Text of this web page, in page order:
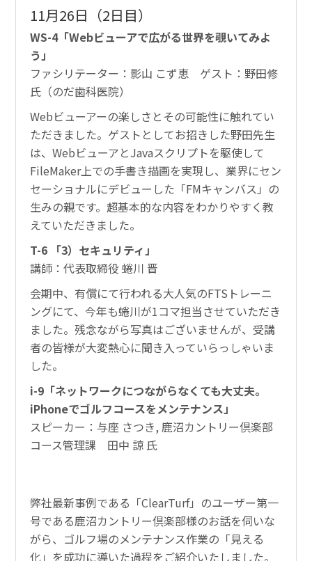
11月26日（2日目）
WS-4「Webビューアで広がる世界を覗いてみよ
う」
ファシリテーター：影山 こず恵 ゲスト：野田修
氏（のだ歯科医院）
Webビューアーの楽しさとその可能性に触れてい
ただきました。ゲストとしてお招きした野田先生
は、WebビューアとJavaスクリプトを駆使して
FileMaker上での手書き描画を実現し、業界にセン
セーショナルにデビューした「FMキャンバス」の
生みの親です。超基本的な内容をわかりやすく教
えていただきました。
T-6 「3）セキュリティ」
講師：代表取締役 蜷川 晋
会期中、有償にて行われる大人気のFTSトレーニ
ングにて、今年も蜷川が1コマ担当させていただき
ました。残念ながら写真はございませんが、受講
者の皆様が大変熱心に聞き入っていらっしゃいま
した。
i-9「ネットワークにつながらなくても大丈夫。
iPhoneでゴルフコースをメンテナンス」
スピーカー：与座 さつき, 鹿沼カントリー倶楽部
コース管理課 田中 諒 氏
弊社最新事例である「ClearTurf」のユーザー第一
号である鹿沼カントリー倶楽部様のお話を伺いな
がら、ゴルフ場のメンテナンス作業の「見える
化」を成功に導いた過程をご紹介いたしました。